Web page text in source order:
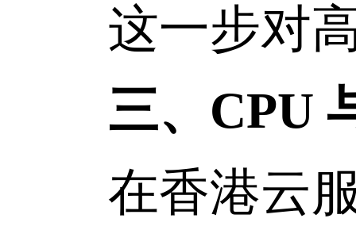
这一步对高
三、CPU
在香港云服